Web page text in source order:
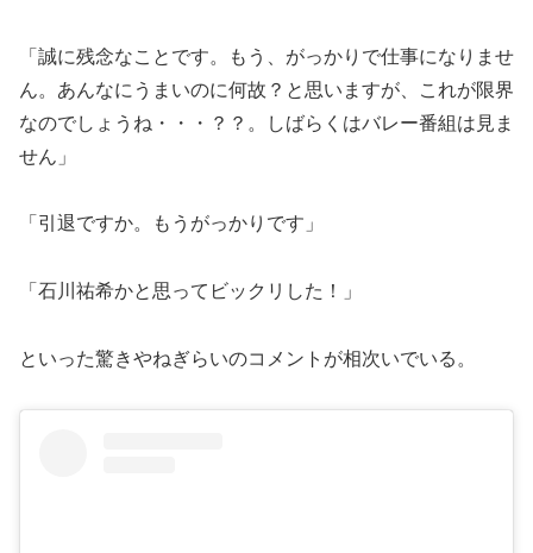
「誠に残念なことです。もう、がっかりで仕事になりませ
ん。あんなにうまいのに何故？と思いますが、これが限界
なのでしょうね・・・？？。しばらくはバレー番組は見ま
せん」
「引退ですか。もうがっかりです」
「石川祐希かと思ってビックリした！」
といった驚きやねぎらいのコメントが相次いでいる。